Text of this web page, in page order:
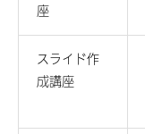
座
スライド作
成講座